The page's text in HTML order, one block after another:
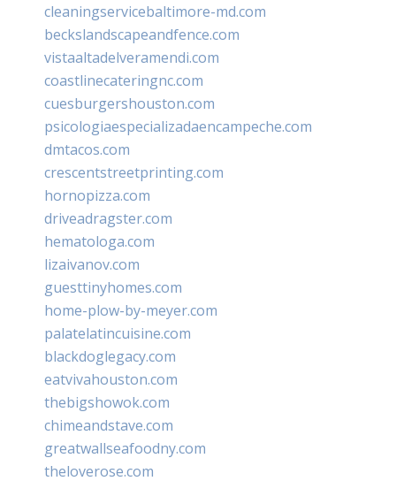
cleaningservicebaltimore-md.com
beckslandscapeandfence.com
vistaaltadelveramendi.com
coastlinecateringnc.com
cuesburgershouston.com
psicologiaespecializadaencampeche.com
dmtacos.com
crescentstreetprinting.com
hornopizza.com
driveadragster.com
hematologa.com
lizaivanov.com
guesttinyhomes.com
home-plow-by-meyer.com
palatelatincuisine.com
blackdoglegacy.com
eatvivahouston.com
thebigshowok.com
chimeandstave.com
greatwallseafoodny.com
theloverose.com